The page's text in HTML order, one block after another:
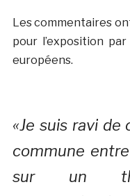
Les commentaires
pour l’exposition
européens.
«Je suis ravi
commune
sur un